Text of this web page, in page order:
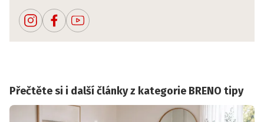
Přečtěte si i další články z kategorie BRENO tipy